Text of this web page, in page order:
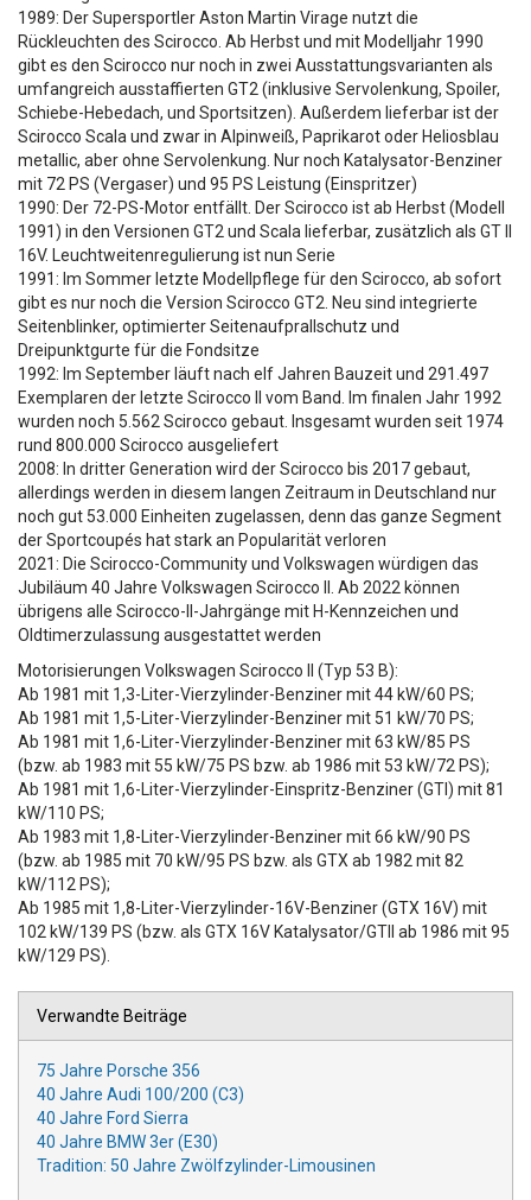
1989: Der Supersportler Aston Martin Virage nutzt die
Rückleuchten des Scirocco. Ab Herbst und mit Modelljahr 1990
gibt es den Scirocco nur noch in zwei Ausstattungsvarianten als
umfangreich ausstaffierten GT2 (inklusive Servolenkung, Spoiler,
Schiebe-Hebedach, und Sportsitzen). Außerdem lieferbar ist der
Scirocco Scala und zwar in Alpinweiß, Paprikarot oder Heliosblau
metallic, aber ohne Servolenkung. Nur noch Katalysator-Benziner
mit 72 PS (Vergaser) und 95 PS Leistung (Einspritzer)
1990: Der 72-PS-Motor entfällt. Der Scirocco ist ab Herbst (Modell
1991) in den Versionen GT2 und Scala lieferbar, zusätzlich als GT II
16V. Leuchtweitenregulierung ist nun Serie
1991: Im Sommer letzte Modellpflege für den Scirocco, ab sofort
gibt es nur noch die Version Scirocco GT2. Neu sind integrierte
Seitenblinker, optimierter Seitenaufprallschutz und
Dreipunktgurte für die Fondsitze
1992: Im September läuft nach elf Jahren Bauzeit und 291.497
Exemplaren der letzte Scirocco II vom Band. Im finalen Jahr 1992
wurden noch 5.562 Scirocco gebaut. Insgesamt wurden seit 1974
rund 800.000 Scirocco ausgeliefert
2008: In dritter Generation wird der Scirocco bis 2017 gebaut,
allerdings werden in diesem langen Zeitraum in Deutschland nur
noch gut 53.000 Einheiten zugelassen, denn das ganze Segment
der Sportcoupés hat stark an Popularität verloren
2021: Die Scirocco-Community und Volkswagen würdigen das
Jubiläum 40 Jahre Volkswagen Scirocco II. Ab 2022 können
übrigens alle Scirocco-II-Jahrgänge mit H-Kennzeichen und
Oldtimerzulassung ausgestattet werden
Motorisierungen Volkswagen Scirocco II (Typ 53 B):
Ab 1981 mit 1,3-Liter-Vierzylinder-Benziner mit 44 kW/60 PS;
Ab 1981 mit 1,5-Liter-Vierzylinder-Benziner mit 51 kW/70 PS;
Ab 1981 mit 1,6-Liter-Vierzylinder-Benziner mit 63 kW/85 PS
(bzw. ab 1983 mit 55 kW/75 PS bzw. ab 1986 mit 53 kW/72 PS);
Ab 1981 mit 1,6-Liter-Vierzylinder-Einspritz-Benziner (GTI) mit 81
kW/110 PS;
Ab 1983 mit 1,8-Liter-Vierzylinder-Benziner mit 66 kW/90 PS
(bzw. ab 1985 mit 70 kW/95 PS bzw. als GTX ab 1982 mit 82
kW/112 PS);
Ab 1985 mit 1,8-Liter-Vierzylinder-16V-Benziner (GTX 16V) mit
102 kW/139 PS (bzw. als GTX 16V Katalysator/GTII ab 1986 mit 95
kW/129 PS).
Verwandte Beiträge
75 Jahre Porsche 356
40 Jahre Audi 100/200 (C3)
40 Jahre Ford Sierra
40 Jahre BMW 3er (E30)
Tradition: 50 Jahre Zwölfzylinder-Limousinen